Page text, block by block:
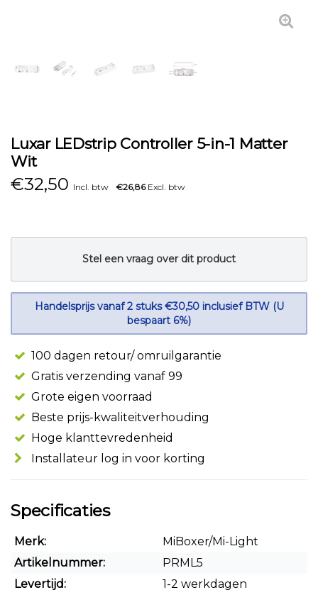
Luxar LEDstrip Controller 5-in-1 Matter
Wit
€32,50 Incl. btw €26,86Excl. btw
Stel een vraag over dit product
Handelsprijs vanaf 2 stuks €30,50 inclusief BTW (U
bespaart 6%)
100 dagen retour/ omruilgarantie
Gratis verzending vanaf 99
Grote eigen voorraad
Beste prijs-kwaliteitverhouding
Hoge klanttevredenheid
Installateur log in voor korting
Specificaties
Merk:
MiBoxer/Mi-Light
Artikelnummer:
PRML5
Levertijd:
1-2 werkdagen